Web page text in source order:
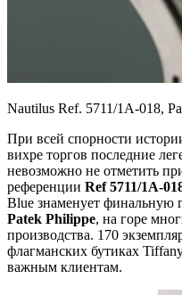
Nautilus Ref. 5711/1A-018,
При всей спорности
вихре торгов последние
невозможно не отметить
референции Ref 5711/1A-
Blue знаменует финальную
Patek Philippe, на горе
производства. 170
флагманских бутиках
важным клиентам.